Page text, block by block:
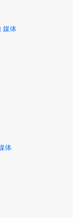
媒体
体